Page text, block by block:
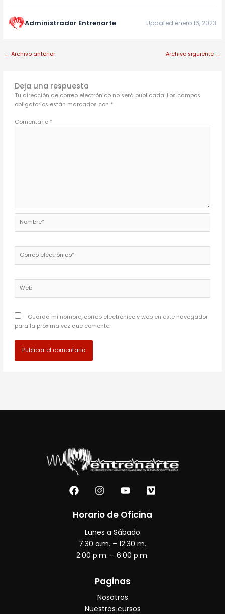
Administrador Entrenarte Updated enero 16, 2023
← Archivo anterior Archivo siguiente →
Deja una respuesta
Tu dirección de correo electrónico no será publicada. Los campos
obligatorios están marcados con *
Comentario *
electrónico*
Guarda mi nombre, correo electrónico y web en este navegador
para la próxima vez que comente.
F
a
e
o
k
I
n
t
g
r
a
Y
o
t
b
e
V
i
e
Horario de Oficina
Lunes a Sábado
7:30 a.m. – 12:30 m.
2:00 p.m. – 6:00 p.m.
Paginas
Nosotros
Nuestros cursos